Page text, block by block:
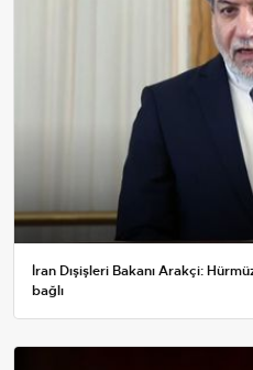
İran Dışişleri Bakanı Arakçi:
bağlı